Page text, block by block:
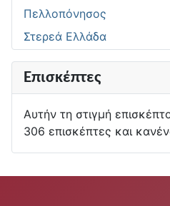
Πελλοπόνησος
Στερεά Ελλάδα
Επισκέπτες
Αυτήν τη στιγμή
306 επισκέπτες και